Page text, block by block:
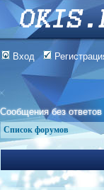
Вход
Сообщения без ответов
Список форумов